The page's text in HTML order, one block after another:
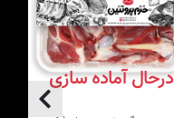
درحال آماده سازی